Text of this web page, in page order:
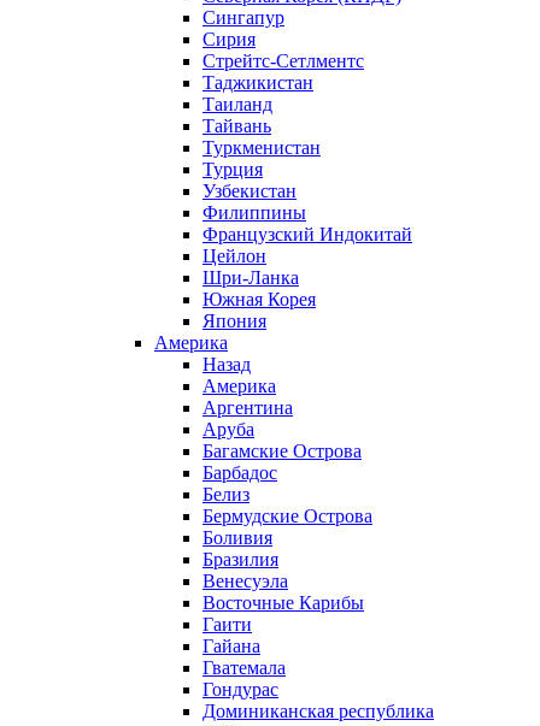
Сингапур
Сирия
Стрейтс-Сетлментс
Таджикистан
Таиланд
Тайвань
Туркменистан
Турция
Узбекистан
Филиппины
Французский Индокитай
Цейлон
Шри-Ланка
Южная Корея
Япония
Америка
Назад
Америка
Аргентина
Аруба
Багамские Острова
Барбадос
Белиз
Бермудские Острова
Боливия
Бразилия
Венесуэла
Восточные Карибы
Гаити
Гайана
Гватемала
Гондурас
Доминиканская республика